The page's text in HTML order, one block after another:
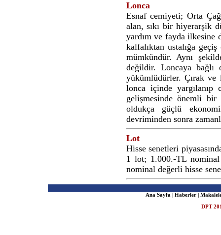
Lonca
Esnaf cemiyeti; Orta
alan, sıkı bir hiyerarşik
yardım ve fayda ilkesine
kalfalıktan ustalığa geçiş
mümkündür. Aynı
değildir. Loncaya
yükümlüdürler. Çırak ve
lonca içinde yargılanıp
gelişmesinde önemli
oldukça güçlü
devriminden sonra
Lot
Hisse senetleri
1 lot; 1.000.-TL
nominal değerli hisse
Ana Sayfa | Haberler |
DPT